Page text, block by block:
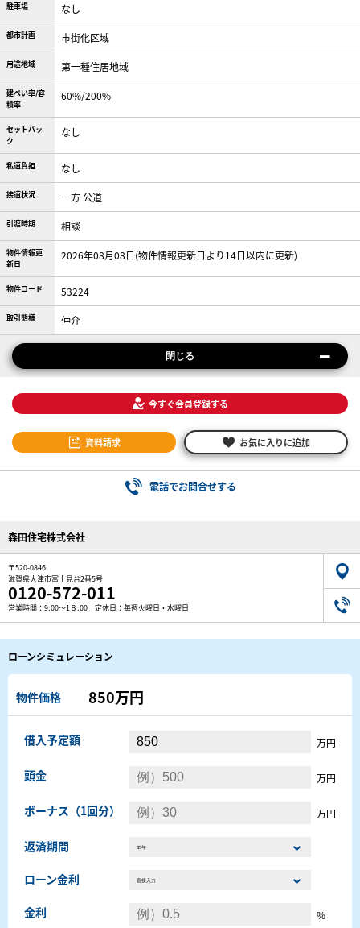
駐車場 なし
都市計画 市街化区域
用途地域 第一種住居地域
建ぺい率/容
積率
60%/200%
セットバッ
ク
なし
私道負担 なし
接道状況 一方 公道
引渡時期 相談
物件情報更
新日
2026年08月08日(物件情報更新日より14日以内に更新)
物件コード 53224
取引態様 仲介
閉じる
今すぐ会員登録する
資料請求 お気に入りに追加
電話でお問合せする
森田住宅株式会社
〒520-0846
滋賀県大津市富士見台2番5号
0120-572-011
営業時間：9:00～1８:00 定休日：毎週火曜日・水曜日
ローンシミュレーション
物件価格 850万円
借入予定額 万円
頭金 万円
ボーナス（1回分） 万円
返済期間
ローン金利
金利 %